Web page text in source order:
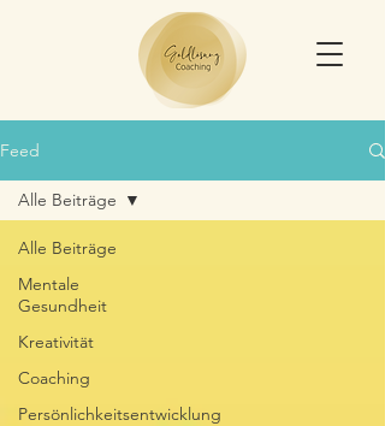
Feed
Alle Beiträge
Mentale
Gesundheit
Kreativität
Coaching
Persönlichkeitsentwicklung
Alle Beiträge